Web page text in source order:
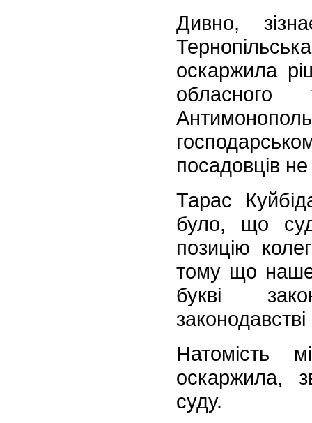
Дивно,
оскаржила
обласного
посадовців
Тарас
було, що суд
позицію
тому що наше
букві
законодавстві
Натомість
оскаржила,
суду.